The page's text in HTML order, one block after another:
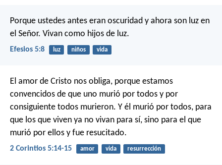
Porque ustedes antes eran oscuridad y ahora son luz en
el Señor. Vivan como hijos de luz.
Efesios 5:8 luz niños vida
El amor de Cristo nos obliga, porque estamos
convencidos de que uno murió por todos y por
consiguiente todos murieron. Y él murió por todos, para
que los que viven ya no vivan para sí, sino para el que
murió por ellos y fue resucitado.
2 Corintios 5:14-15 amor vida resurrección